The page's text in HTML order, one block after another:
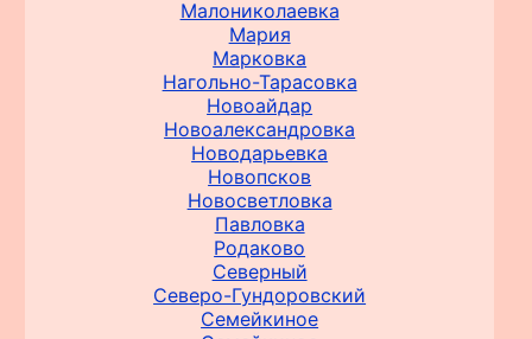
Малониколаевка
Мария
Марковка
Нагольно-Тарасовка
Новоайдар
Новоалександровка
Новодарьевка
Новопсков
Новосветловка
Павловка
Родаково
Северный
Северо-Гундоровский
Семейкиное